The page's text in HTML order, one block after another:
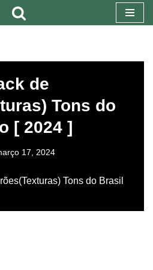
de
Tons do
[ 2024 ]
17, 2024
Tons do Brasil